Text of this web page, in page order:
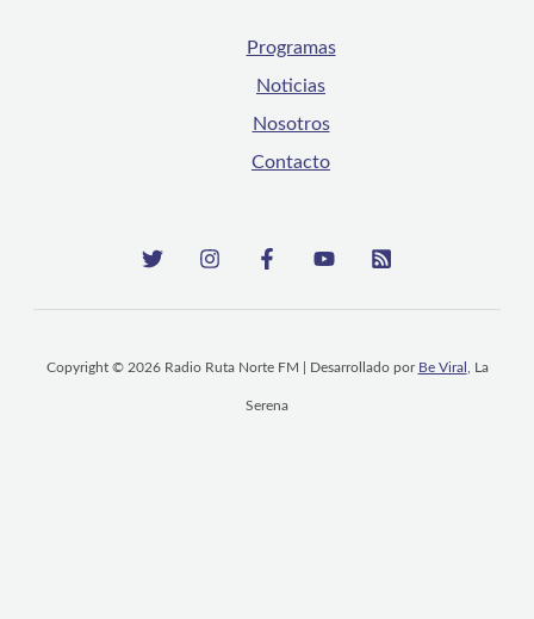
Programas
Noticias
Nosotros
Contacto
Copyright © 2026 Radio Ruta Norte FM | Desarrollado por Be Viral , La
Serena